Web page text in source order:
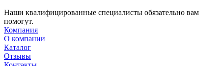
Наши квалифицированные специалисты обязательно вам
помогут.
Компания
О компании
Каталог
Отзывы